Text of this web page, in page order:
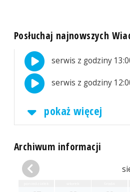
Posłuchaj najnowszych
serwis z godziny
serwis z godziny
pokaż więcej
Archiwum informacji